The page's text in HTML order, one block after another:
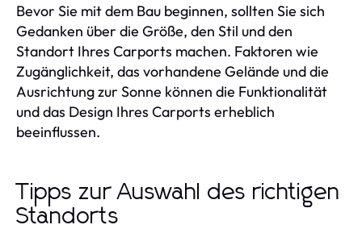
Bevor Sie mit dem Bau beginnen, sollten Sie sich
Gedanken über die Größe, den Stil und den
Standort Ihres Carports machen. Faktoren wie
Zugänglichkeit, das vorhandene Gelände und die
Ausrichtung zur Sonne können die Funktionalität
und das Design Ihres Carports erheblich
beeinflussen.
Tipps zur Auswahl des richtigen
Standorts